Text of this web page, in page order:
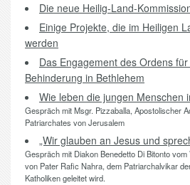
Die neue Heilig-Land-
Einige Projekte, die im Heiligen
werden
Das Engagement des Ordens
Behinderung in Bethlehem
Wie leben die jungen Menschen
Gespräch mit Msgr. Pizzaballa, Apostolischer
Patriarchates von Jerusalem
„Wir glauben an Jesus und
Gespräch mit Diakon Benedetto Di Bitonto
von Pater Rafic Nahra, dem Patriarchalvikar
Katholiken geleitet wird.